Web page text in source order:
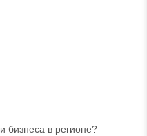
бизнеса в регионе?